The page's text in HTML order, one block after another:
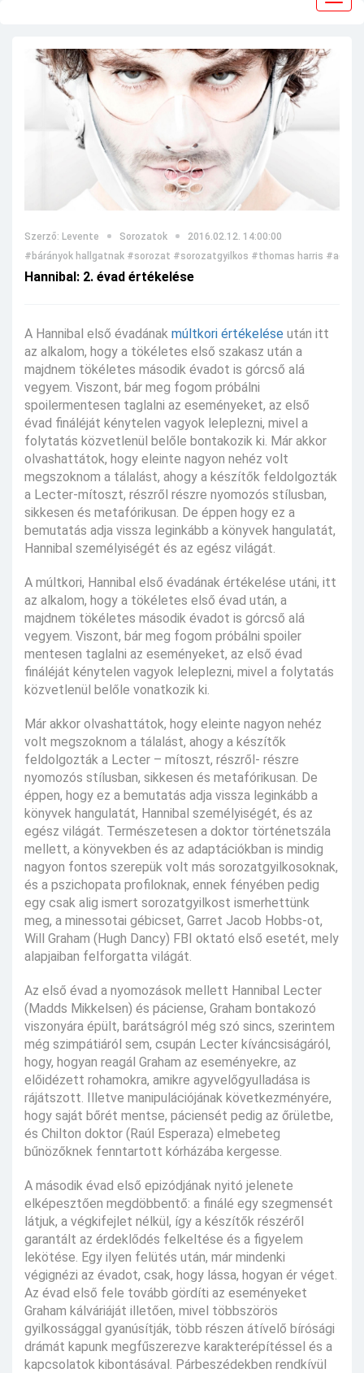
Szerző: Levente Sorozatok
2016.02.12. 14:00:00
#bárányok hallgatnak #sorozat #sorozatgyilkos #thomas harris
Hannibal: 2. évad értékelése
A Hannibal első évadának múltkori értékelése után itt
az alkalom, hogy a tökéletes első szakasz után a
majdnem tökéletes második évadot is górcső alá
vegyem. Viszont, bár meg fogom próbálni
spoilermentesen taglalni az eseményeket, az első
évad fináléját kénytelen vagyok leleplezni, mivel a
folytatás közvetlenül belőle bontakozik ki. Már akkor
olvashattátok, hogy eleinte nagyon nehéz volt
megszoknom a tálalást, ahogy a készítők feldolgozták
a Lecter-mítoszt, részről részre nyomozós stílusban,
sikkesen és metafórikusan. De éppen hogy ez a
bemutatás adja vissza leginkább a könyvek hangulatát,
Hannibal személyiségét és az egész világát.
A múltkori, Hannibal első évadának értékelése utáni, itt
az alkalom, hogy a tökéletes első évad után, a
majdnem tökéletes második évadot is górcső alá
vegyem. Viszont, bár meg fogom próbálni spoiler
mentesen taglalni az eseményeket, az első évad
fináléját kénytelen vagyok leleplezni, mivel a folytatás
közvetlenül belőle vonatkozik ki.
Már akkor olvashattátok, hogy eleinte nagyon nehéz
volt megszoknom a tálalást, ahogy a készítők
feldolgozták a Lecter – mítoszt, részről- részre
nyomozós stílusban, sikkesen és metafórikusan. De
éppen, hogy ez a bemutatás adja vissza leginkább a
könyvek hangulatát, Hannibal személyiségét, és az
egész világát. Természetesen a doktor történetszála
mellett, a könyvekben és az adaptációkban is mindig
nagyon fontos szerepük volt más sorozatgyilkosoknak,
és a pszichopata profiloknak, ennek fényében pedig
egy csak alig ismert sorozatgyilkost ismerhettünk
meg, a minessotai gébicset, Garret Jacob Hobbs-ot,
Will Graham (Hugh Dancy) FBI oktató első esetét, mely
alapjaiban felforgatta világát.
Az első évad a nyomozások mellett Hannibal Lecter
(Madds Mikkelsen) és páciense, Graham bontakozó
viszonyára épült, barátságról még szó sincs, szerintem
még szimpátiáról sem, csupán Lecter kíváncsiságáról,
hogy, hogyan reagál Graham az eseményekre, az
előidézett rohamokra, amikre agyvelőgyulladása is
rájátszott. Illetve manipulációjának következményére,
hogy saját bőrét mentse, páciensét pedig az őrületbe,
és Chilton doktor (Raúl Esperaza) elmebeteg
bűnözőknek fenntartott kórházába kergesse.
A második évad első epizódjának nyitó jelenete
elképesztően megdöbbentő: a finálé egy szegmensét
látjuk, a végkifejlet nélkül, így a készítők részéről
garantált az érdeklődés felkeltése és a figyelem
lekötése. Egy ilyen felütés után, már mindenki
végignézi az évadot, csak, hogy lássa, hogyan ér véget.
Az évad első fele tovább gördíti az eseményeket
Graham kálváriáját illetően, mivel többszörös
gyilkossággal gyanúsítják, több részen átívelő bírósági
drámát kapunk megfűszerezve karakterépítéssel és a
kapcsolatok kibontásával. Párbeszédekben rendkívül